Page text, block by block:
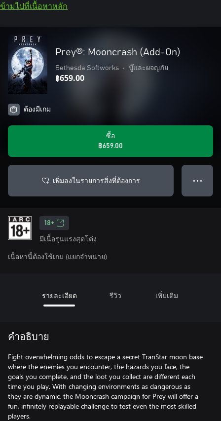
ข้ามไปที่เนื้อหาหลัก
Prey®: Mooncrash (Add-On)
Bethesda Softworks • บู๊และผจญภัย
฿659.00
ต้องมีเกม
ซื้อ
฿659.00
เพิ่มลงในรายการสิ่งที่ต้องการ ● ● ●
18+
มีเนื้อรุนแรงสุดโต่ง
เนื้อหานี้ต้องใช้เกม (แยกจำหน่าย)
รายละเอียด รีวิว เพิ่มเติม
คำอธิบาย
Fight overwhelming odds to escape a secret TranStar moon base
where the enemies you encounter, the hazards you face, the
goals you complete, and the loot you collect are different each
time you play. With changing environments as dangerous as
they are dynamic, the Mooncrash campaign for Prey will offer a
fun, infinitely replayable challenge to test even the most skilled
players.